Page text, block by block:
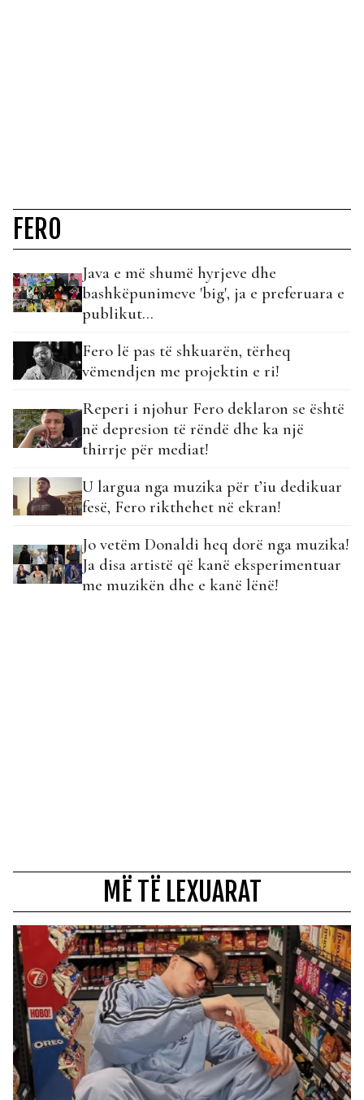
FERO
Java e më shumë hyrjeve dhe
bashkëpunimeve 'big', ja e preferuara e
publikut...
Fero lë pas të shkuarën, tërheq
vëmendjen me projektin e ri!
Reperi i njohur Fero deklaron se është
në depresion të rëndë dhe ka një
thirrje për mediat!
U largua nga muzika për t’iu dedikuar
fesë, Fero rikthehet në ekran!
Jo vetëm Donaldi heq dorë nga muzika!
Ja disa artistë që kanë eksperimentuar
me muzikën dhe e kanë lënë!
MË TË LEXUARAT